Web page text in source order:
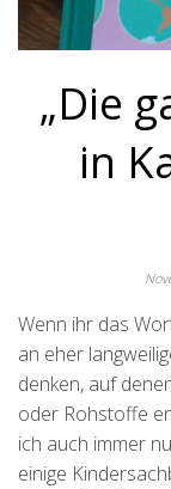
„Die
in
Wenn ihr das
an eher
denken, auf
oder Rohstoffe
ich auch immer
einige